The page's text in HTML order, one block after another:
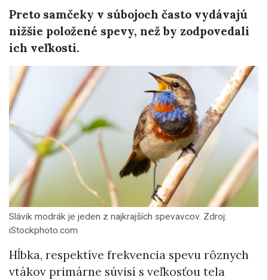
Preto samčeky v súbojoch často vydávajú
nižšie položené spevy, než by zodpovedali
ich veľkosti.
Slávik modrák je jeden z najkrajších spevavcov. Zdroj:
iStockphoto.com
Hĺbka, respektíve frekvencia spevu rôznych
vtákov primárne súvisí s veľkosťou tela